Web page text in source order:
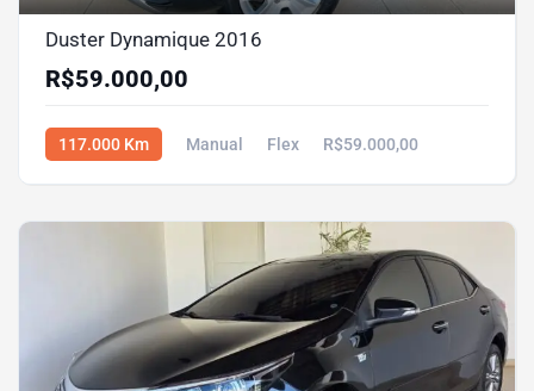
Duster Dynamique 2016
R$59.000,00
117.000 Km Manual Flex R$59.000,00